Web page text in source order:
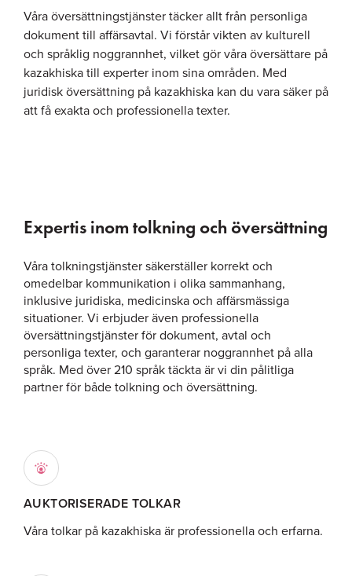
Våra översättningstjänster täcker allt från personliga
dokument till affärsavtal. Vi förstår vikten av kulturell
och språklig noggrannhet, vilket gör våra översättare på
kazakhiska till experter inom sina områden. Med
juridisk översättning på kazakhiska kan du vara säker på
att få exakta och professionella texter.
Expertis inom tolkning och översättning
Våra tolkningstjänster säkerställer korrekt och
omedelbar kommunikation i olika sammanhang,
inklusive juridiska, medicinska och affärsmässiga
situationer. Vi erbjuder även professionella
översättningstjänster för dokument, avtal och
personliga texter, och garanterar noggrannhet på alla
språk. Med över 210 språk täckta är vi din pålitliga
partner för både tolkning och översättning.
AUKTORISERADE TOLKAR
Våra tolkar på kazakhiska är professionella och erfarna.